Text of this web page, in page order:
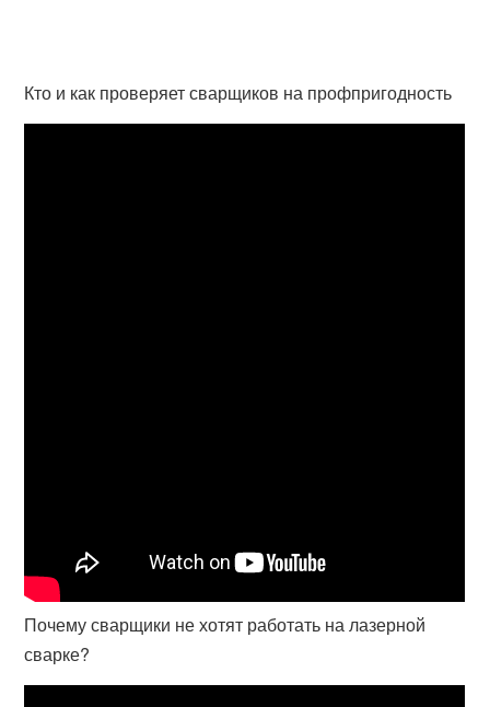
Кто и как проверяет сварщиков на профпригодность
Почему сварщики не хотят работать на лазерной
сварке?